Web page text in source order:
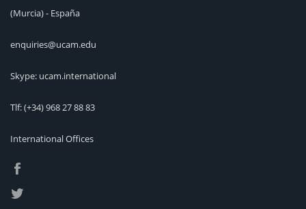
(Murcia) - España
enquiries@ucam.edu
Skype: ucam.international
Tlf:(+34) 968 27 88 83
International Offices